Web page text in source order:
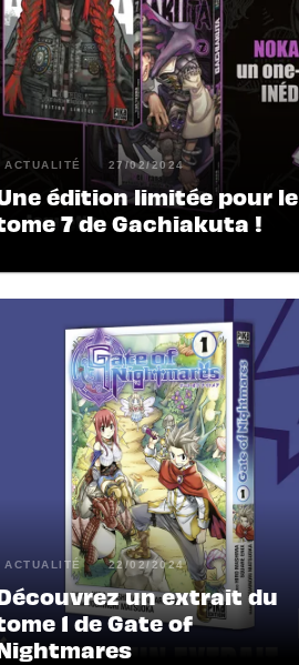
ACTUALITÉ 27/02/2024
édition limitée pour le
7 de Gachiakuta !
ACTUALITÉ 22/02/2024
un extrait du
1 de Gate of